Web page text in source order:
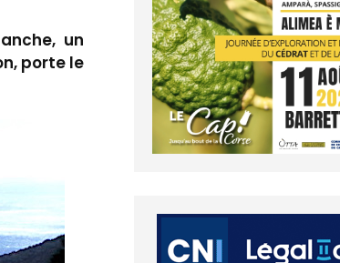
un
porte le